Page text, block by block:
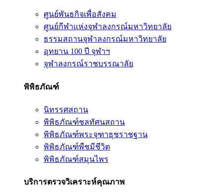
ศูนย์พันธกิจเพื่อสังคม
ศูนย์กีฬาแห่งจุฬาลงกรณ์มหาวิทยาลัย
ธรรมสถานจุฬาลงกรณ์มหาวิทยาลัย
อุทยาน 100 ปี จุฬาฯ
จุฬาลงกรณ์ราชบรรณาลัย
พิพิธภัณฑ์
นิทรรศสถาน
พิพิธภัณฑ์ชลทัศนสถาน
พิพิธภัณฑ์พระจุฑาธุชราชฐาน
พิพิธภัณฑ์พืชมีชีวิต
พิพิธภัณฑ์สมุนไพร
บริการตรวจวิเคราะห์คุณภาพ